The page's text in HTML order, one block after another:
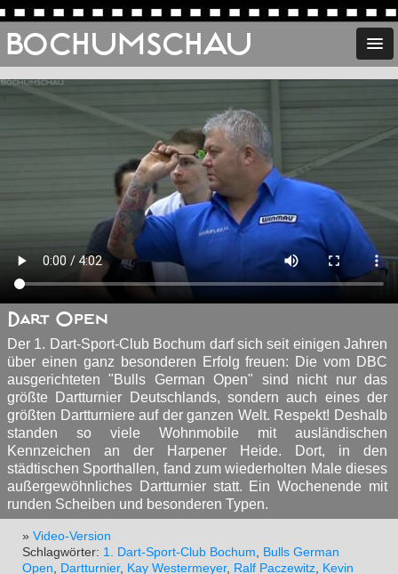
BOCHUMSCHAU
Dart Open
Der 1. Dart-Sport-Club Bochum darf sich seit einigen Jahren
über einen ganz besonderen Erfolg freuen: Die vom DBC
ausgerichteten "Bulls German Open" sind nicht nur das
größte Dartturnier Deutschlands, sondern auch eines der
größten Dartturniere auf der ganzen Welt. Respekt! Deshalb
standen so viele Wohnmobile mit ausländischen
Kennzeichen an der Harpener Heide. Dort, in den
städtischen Sporthallen, fand zum wiederholten Male dieses
außergewöhnliches Dartturnier statt. Ein Wochenende mit
runden Scheiben und besonderen Typen.
» Video-Version
Schlagwörter: 1. Dart-Sport-Club Bochum, Bulls German
Open, Dartturnier, Kay Westermeyer, Ralf Paczewitz, Kevin